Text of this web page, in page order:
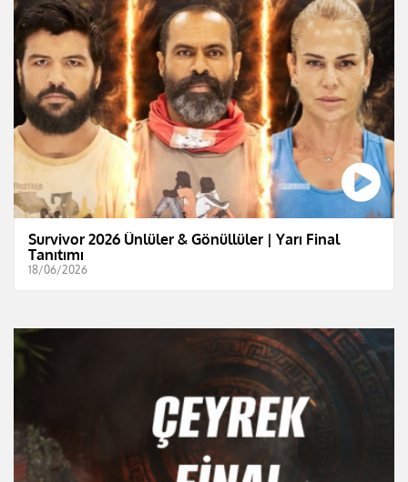
Survivor 2026 Ünlüler & Gönüllüler | Yarı Final
Tanıtımı
18/06/2026